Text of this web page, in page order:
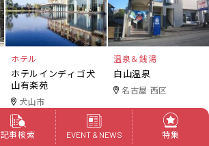
ホテル
ホテルインディゴ犬
山有楽苑
犬山市
温泉＆銭湯
白山温泉
名古屋 西区
記事検索 EVENT & NEWS 特集